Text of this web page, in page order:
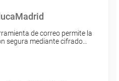
de correo permite la
segura mediante cifrado…